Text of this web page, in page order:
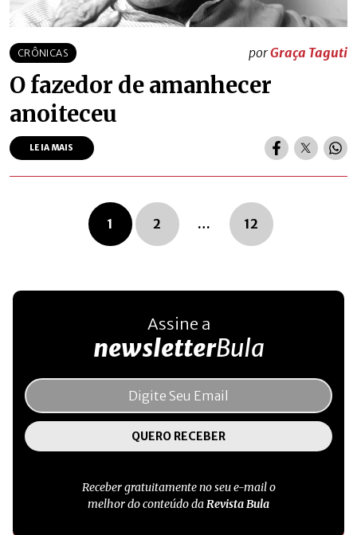
CRÔNICAS porGraça Taguti
O fazedor de amanhecer
anoiteceu
LEIA MAIS
Navegação dos posts
1 2 … 12
Assine a
newsletterBula
Receber gratuitamente no seu e-mail o
melhor do conteúdo daRevista Bula